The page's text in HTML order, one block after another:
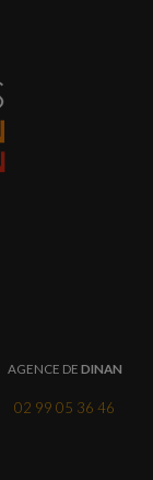
AGENCE DE DINAN
02 99 05 36 46